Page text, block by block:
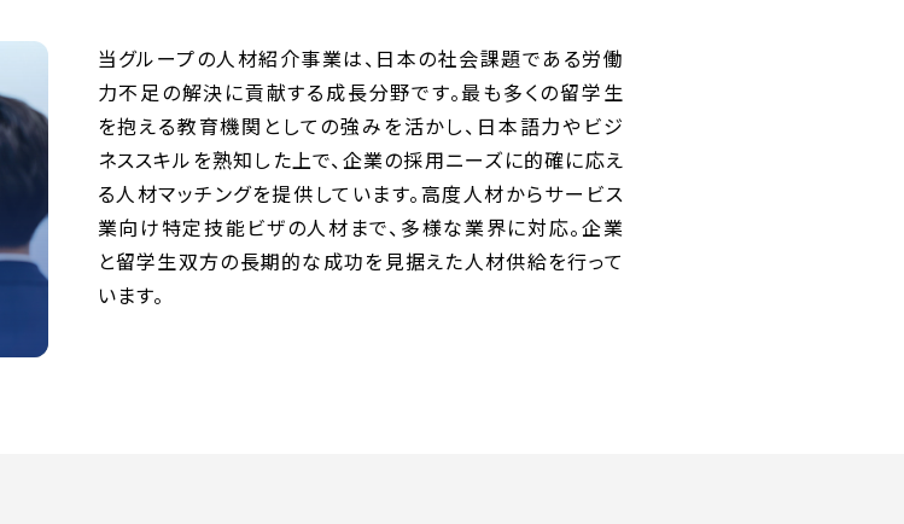
当グループの人材紹介事業は、日本の社会課題である労働
力不足の解決に貢献する成長分野です。最も多くの留学生
を抱える教育機関としての強みを活かし、日本語力やビジ
ネススキルを熟知した上で、企業の採用ニーズに的確に応え
る人材マッチングを提供しています。高度人材からサービス
業向け特定技能ビザの人材まで、多様な業界に対応。企業
と留学生双方の長期的な成功を見据えた人材供給を行って
います。